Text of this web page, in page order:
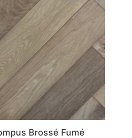
Brossé Fumé